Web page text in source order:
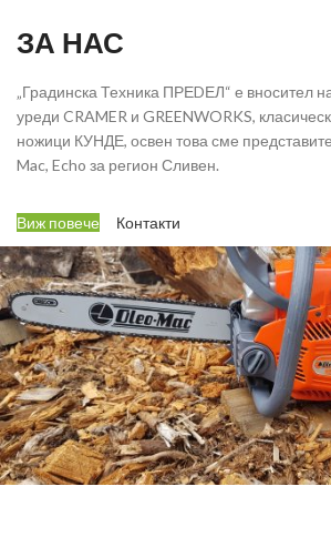
ЗА НАС
„Градинска Техника ПРЕDЕЛ“ е вносител
уреди CRAMER и GREENWORKS,
ножици КУНДЕ, освен това сме
Mac, Echo за регион Сливен.
Виж повече Контакти